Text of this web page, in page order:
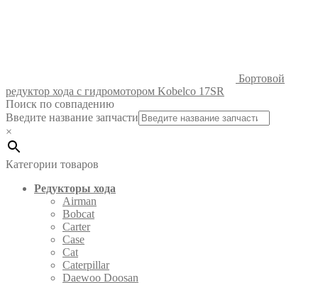
Бортовой
редуктор хода с гидромотором Kobelco 17SR
Поиск по совпадению
Введите название запчасти
×
Категории товаров
Редукторы хода
Airman
Bobcat
Carter
Case
Cat
Caterpillar
Daewoo Doosan